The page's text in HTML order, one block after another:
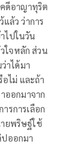
ดีอาญาทุริต
ล้ว ว่าการ
ไปในวัน
ใจหลัก ส่วน
าได้มา
ไม่ และถ้า
ออกมาจาก
รการเลือก
ยพริษฐ์ใช้
ออกมา